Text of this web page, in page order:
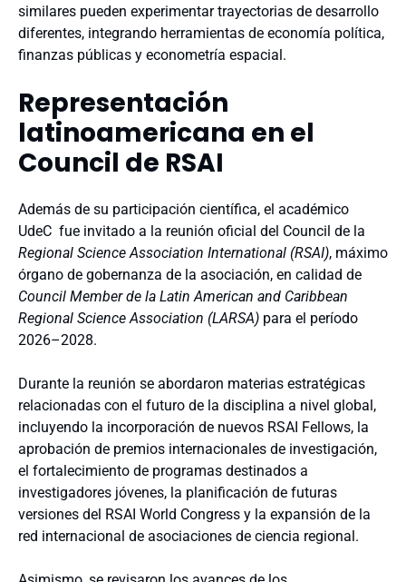
similares pueden experimentar trayectorias de desarrollo
diferentes, integrando herramientas de economía política,
finanzas públicas y econometría espacial.
Representación
latinoamericana en el
Council de RSAI
Además de su participación científica, el académico
UdeC fue invitado a la reunión oficial del Council de la
Regional Science Association International (RSAI), máximo
órgano de gobernanza de la asociación, en calidad de
Council Member de la Latin American and Caribbean
Regional Science Association (LARSA) para el período
2026–2028.
Durante la reunión se abordaron materias estratégicas
relacionadas con el futuro de la disciplina a nivel global,
incluyendo la incorporación de nuevos RSAI Fellows, la
aprobación de premios internacionales de investigación,
el fortalecimiento de programas destinados a
investigadores jóvenes, la planificación de futuras
versiones del RSAI World Congress y la expansión de la
red internacional de asociaciones de ciencia regional.